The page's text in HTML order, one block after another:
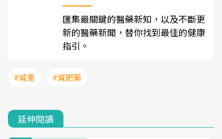
匯集最關鍵的醫藥新知，以及不斷更
新的醫藥新聞，替你找到最佳的健康
指引。
#減重 #減肥藥
延伸閱讀